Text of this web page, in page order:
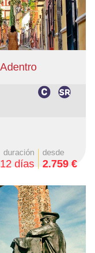
duración
12 días
desde
2.759 €
1 Noche San Miguel
2 noches Zacatecas,
1 noche Taxco y 1